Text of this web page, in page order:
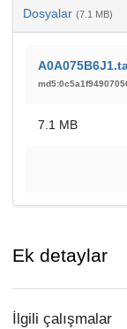
Dosyalar (7.1 MB)
7.1 MB
Ek detaylar
İlgili çalışmalar